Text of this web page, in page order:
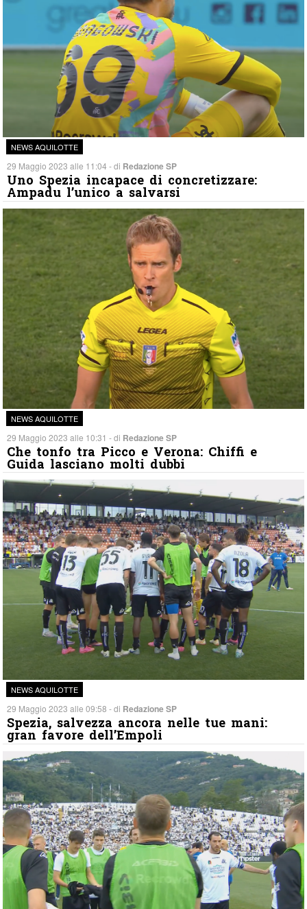
NEWS AQUILOTTE
29 Maggio 2023 alle 11:04 - di Redazione SP
Uno Spezia incapace di concretizzare:
Ampadu l’unico a salvarsi
NEWS AQUILOTTE
29 Maggio 2023 alle 10:31 - di Redazione SP
Che tonfo tra Picco e Verona: Chiffi e
Guida lasciano molti dubbi
NEWS AQUILOTTE
29 Maggio 2023 alle 09:58 - di Redazione SP
Spezia, salvezza ancora nelle tue mani:
gran favore dell’Empoli